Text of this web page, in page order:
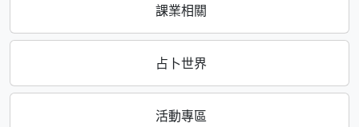
課業相關
占卜世界
活動專區